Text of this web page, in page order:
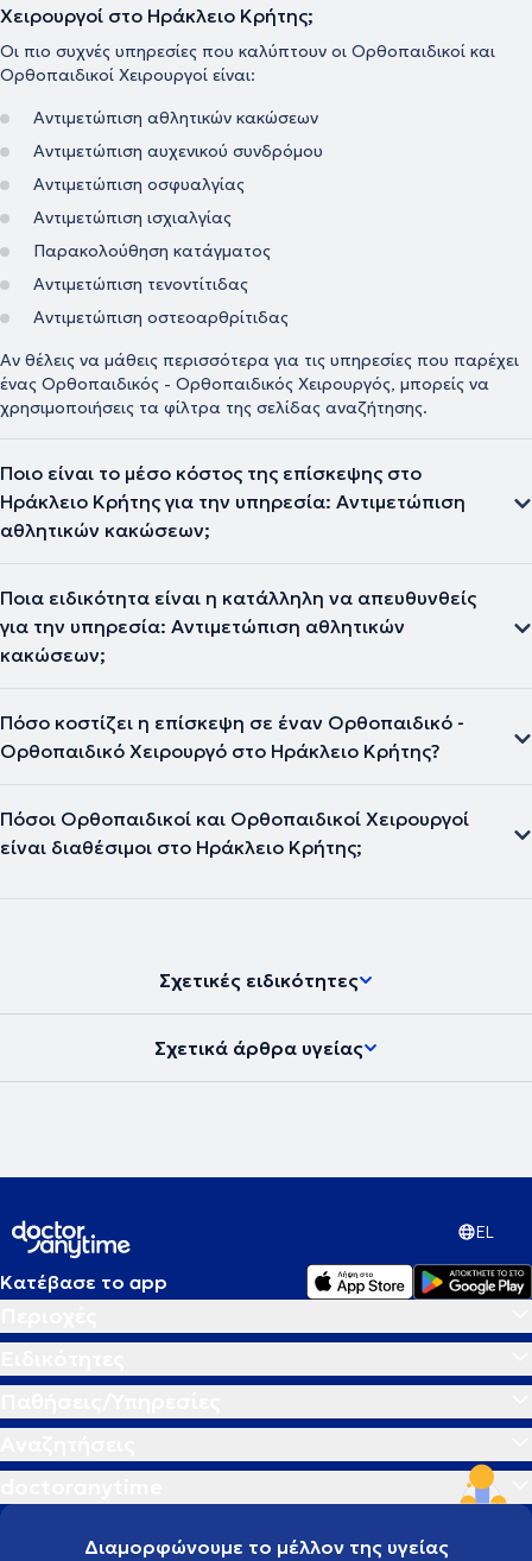
Χειρουργοί στο Ηράκλειο Κρήτης;
Οι πιο συχνές υπηρεσίες που καλύπτουν οι Ορθοπαιδικοί και
Ορθοπαιδικοί Χειρουργοί είναι:
Αντιμετώπιση αθλητικών κακώσεων
Αντιμετώπιση αυχενικού συνδρόμου
Αντιμετώπιση οσφυαλγίας
Αντιμετώπιση ισχιαλγίας
Παρακολούθηση κατάγματος
Αντιμετώπιση τενοντίτιδας
Αντιμετώπιση οστεοαρθρίτιδας
Αν θέλεις να μάθεις περισσότερα για τις υπηρεσίες που παρέχει
ένας Ορθοπαιδικός - Ορθοπαιδικός Χειρουργός, μπορείς να
χρησιμοποιήσεις τα φίλτρα της σελίδας αναζήτησης.
Ποιο είναι το μέσο κόστος της επίσκεψης στο
Ηράκλειο Κρήτης για την υπηρεσία: Αντιμετώπιση
αθλητικών κακώσεων;
Ποια ειδικότητα είναι η κατάλληλη να απευθυνθείς
για την υπηρεσία: Αντιμετώπιση αθλητικών
κακώσεων;
Πόσο κοστίζει η επίσκεψη σε έναν Ορθοπαιδικό -
Ορθοπαιδικό Χειρουργό στο Ηράκλειο Κρήτης?
Πόσοι Ορθοπαιδικοί και Ορθοπαιδικοί Χειρουργοί
είναι διαθέσιμοι στο Ηράκλειο Κρήτης;
Σχετικές ειδικότητες
Σχετικά άρθρα υγείας
EL
Κατέβασε το app
Διαμορφώνουμε το μέλλον της υγείας